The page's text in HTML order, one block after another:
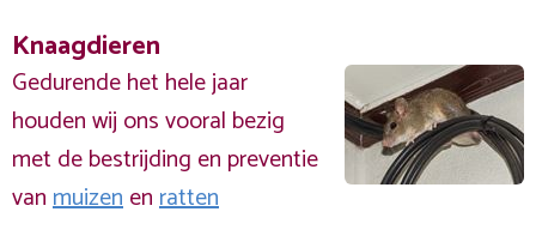
Knaagdieren
Gedurende het hele jaar
houden wij ons vooral bezig
met de bestrijding en preventie
vanmuizenenratten